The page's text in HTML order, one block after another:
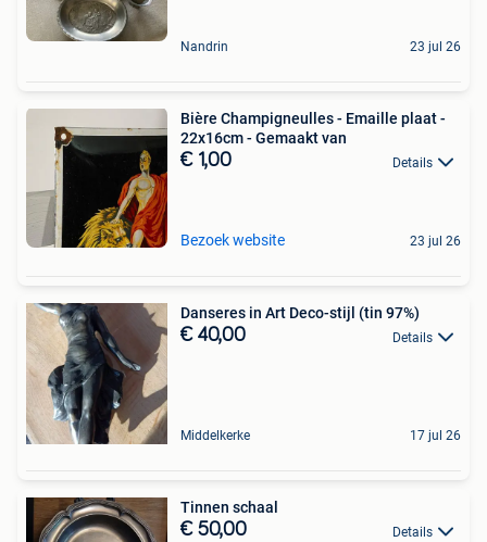
Nandrin 23 jul 26
Bière Champigneulles - Emaille plaat -
22x16cm - Gemaakt van
€ 1,00 Details
Bezoek website 23 jul 26
Danseres in Art Deco-stijl (tin 97%)
€ 40,00 Details
Middelkerke 17 jul 26
Tinnen schaal
€ 50,00 Details